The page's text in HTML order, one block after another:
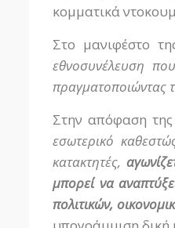
κομματικά
Στο μανιφέστο
εθνοσυνέλευση
πραγματοποιώντας
Στην απόφαση
εσωτερικό
κατακτητές,
μπορεί να
πολιτικών,